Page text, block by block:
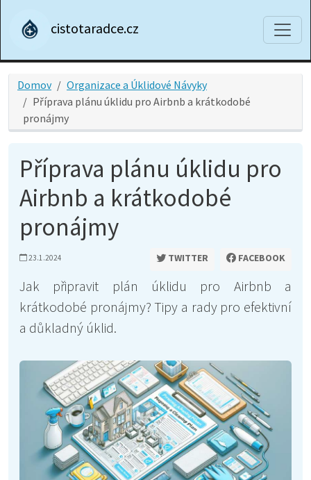
cistotaradce.cz
Domov
Organizace a Úklidové Návyky
Příprava plánu úklidu pro Airbnb a krátkodobé
pronájmy
Příprava plánu úklidu pro
Airbnb a krátkodobé
pronájmy
23.1.2024 TWITTER FACEBOOK
Jak připravit plán úklidu pro Airbnb a
krátkodobé pronájmy? Tipy a rady pro efektivní
a důkladný úklid.